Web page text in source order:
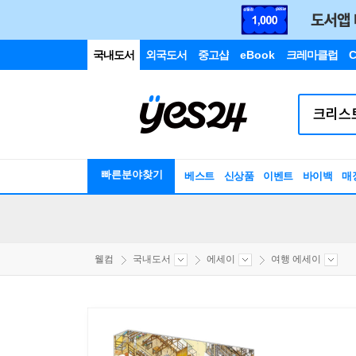
국내도서 외국도서 중고샵 eBook 크레마클럽
빠른분야찾기 베스트 신상품 이벤트 바이백 매
웰컴 국내도서 에세이 여행 에세이